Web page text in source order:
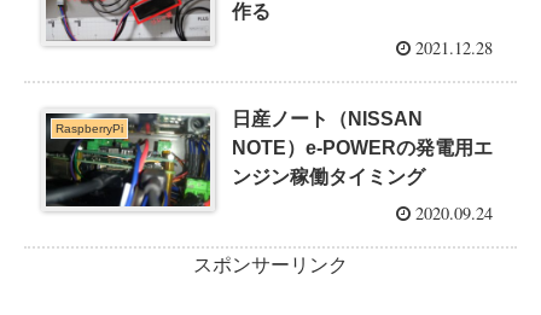
作る
2021.12.28
RaspberryPi
日産ノート（NISSAN
NOTE）e-POWERの発電用エ
ンジン稼働タイミング
2020.09.24
スポンサーリンク